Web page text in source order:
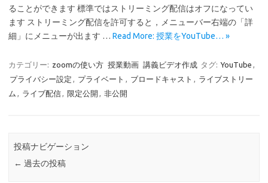
ることができます 標準ではストリーミング配信はオフになってい
ます ストリーミング配信を許可すると，メニューバー右端の「詳
細」にメニューが出ます … Read More: 授業をYouTube… »
カテゴリー: zoomの使い方 授業動画 講義ビデオ作成 タグ: YouTube ,
プライバシー設定 , プライベート , ブロードキャスト , ライブストリー
ム , ライブ配信, 限定公開 , 非公開
投稿ナビゲーション
← 過去の投稿